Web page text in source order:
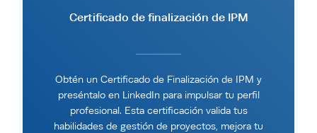
Certificado de finalización de IPM
Obtén un Certificado de Finalización de IPM y
preséntalo en LinkedIn para impulsar tu perfil
profesional. Esta certificación valida tus
habilidades de gestión de proyectos, mejora tu